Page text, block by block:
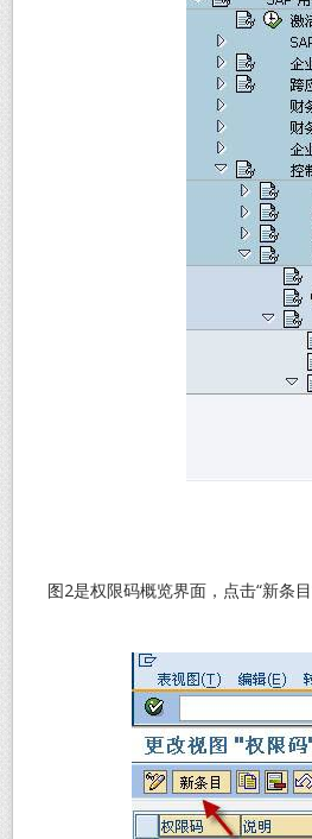
图2是权限码概览界面，点击“新条